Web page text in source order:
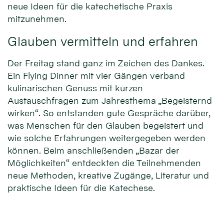
neue Ideen für die katechetische Praxis
mitzunehmen.
Glauben vermitteln und erfahren
Der Freitag stand ganz im Zeichen des Dankes.
Ein Flying Dinner mit vier Gängen verband
kulinarischen Genuss mit kurzen
Austauschfragen zum Jahresthema „Begeisternd
wirken“. So entstanden gute Gespräche darüber,
was Menschen für den Glauben begeistert und
wie solche Erfahrungen weitergegeben werden
können. Beim anschließenden „Bazar der
Möglichkeiten“ entdeckten die Teilnehmenden
neue Methoden, kreative Zugänge, Literatur und
praktische Ideen für die Katechese.